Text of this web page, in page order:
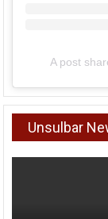
A post
Unsulbar